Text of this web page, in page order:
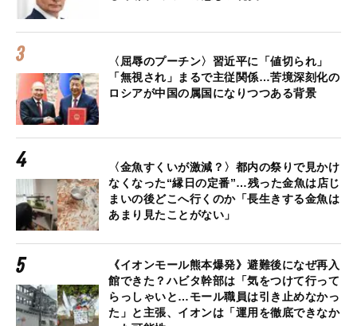
〈屈辱のプーチン〉習近平に「値切られ」
「無視され」まるで主従関係…苦境深刻化の
ロシアが中国の属国になりつつある背景
〈金魚すくいが激減？〉都内の祭りで見かけ
なくなった“縁日の定番”…残った金魚は店じ
まいの後どこへ行くのか「長生きする金魚は
あまり見たことがない」
《イオンモール熊本爆発》避難後になぜ再入
館できた？ハビタ幹部は「気をつけて行って
らっしゃいと…モール職員は引き止めなかっ
た」と主張、イオンは「運用を徹底できなか